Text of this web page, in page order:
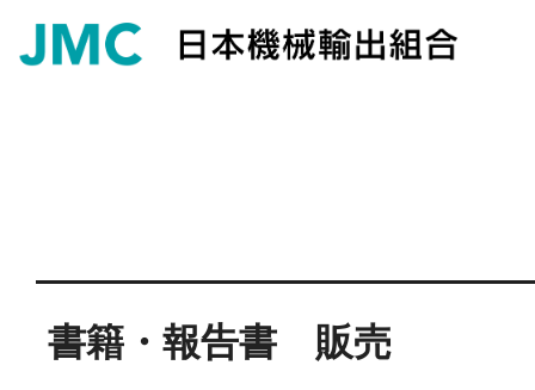
書籍・報告書 販売